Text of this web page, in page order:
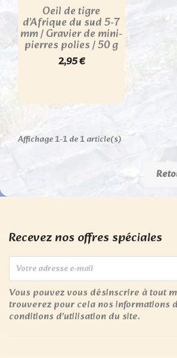
Oeil de tigre
d'Afrique du sud 5-7
mm / Gravier de mini-
pierres polies / 50 g
2,95 €
Affichage 1-1 de 1 article(s)
Recevez nos offres spéciales
Vous pouvez vous désinscrire à tout
trouverez pour cela nos informations
conditions d'utilisation du site.